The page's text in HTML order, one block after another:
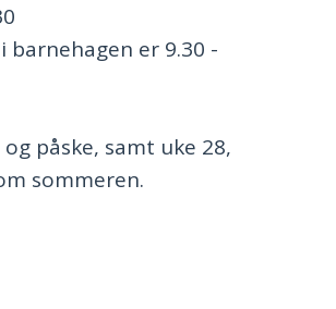
barnehagen er 9.30 -
påske, samt uke 28,
sommeren.